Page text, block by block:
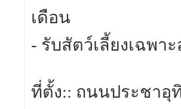
เดือน
- รับสัตว์เลี้ยงเฉพา
ที่ตั้ง:: ถนนประชาอุ